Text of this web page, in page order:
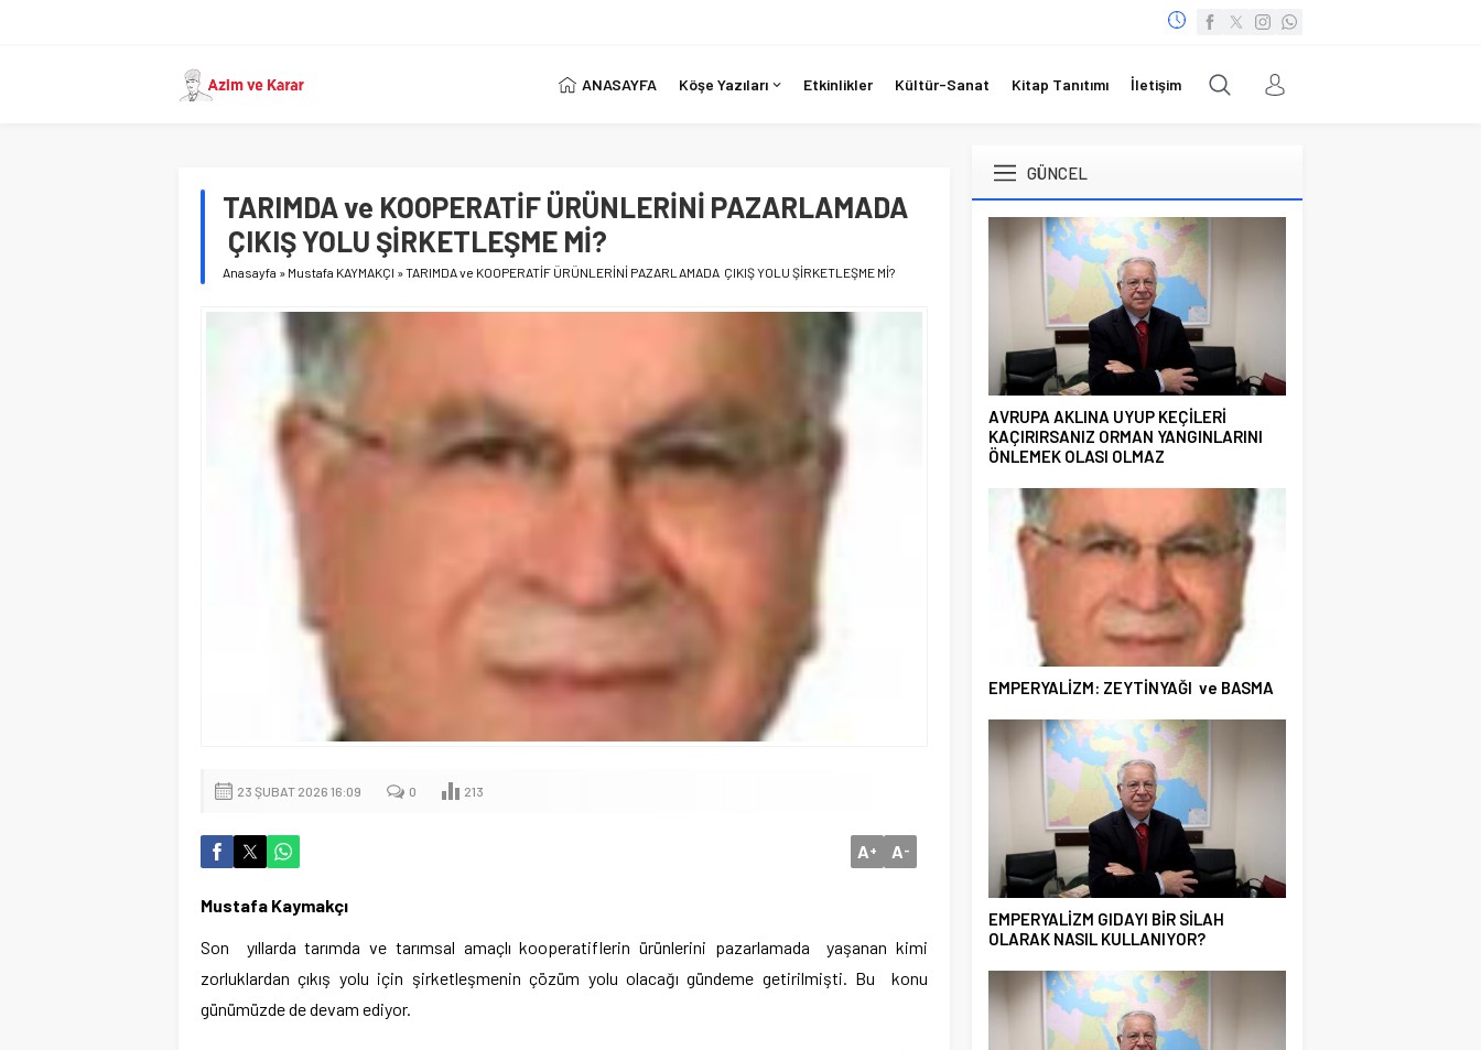
ANASAYFA Köşe Yazıları Etkinlikler Kültür-Sanat Kitap Tanıtımı İletişim
TARIMDA ve KOOPERATİF ÜRÜNLERİNİ PAZARLAMADA
ÇIKIŞ YOLU ŞİRKETLEŞME Mİ?
Anasayfa » Mustafa KAYMAKÇI »TARIMDA ve KOOPERATİF ÜRÜNLERİNİ PAZARLAMADA ÇIKIŞ YOLU ŞİRKETLEŞME Mİ?
23 ŞUBAT 2026 16:09 0 213
A+ A-
Mustafa Kaymakçı
Son yıllarda tarımda ve tarımsal amaçlı kooperatiflerin ürünlerini pazarlamada yaşanan kimi
zorluklardan çıkış yolu için şirketleşmenin çözüm yolu olacağı gündeme getirilmişti. Bu konu
günümüzde de devam ediyor.
GÜNCEL
AVRUPA AKLINA UYUP KEÇİLERİ
KAÇIRIRSANIZ ORMAN YANGINLARINI
ÖNLEMEK OLASI OLMAZ
EMPERYALİZM: ZEYTİNYAĞI ve BASMA
EMPERYALİZM GIDAYI BİR SİLAH
OLARAK NASIL KULLANIYOR?